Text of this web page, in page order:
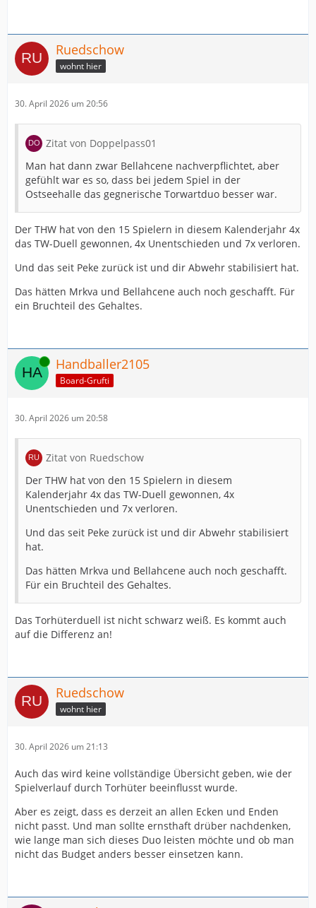
Ruedschow
wohnt hier
30. April 2026 um 20:56
Zitat von Doppelpass01
Man hat dann zwar Bellahcene nachverpflichtet, aber
gefühlt war es so, dass bei jedem Spiel in der
Ostseehalle das gegnerische Torwartduo besser war.
Der THW hat von den 15 Spielern in diesem Kalenderjahr 4x
das TW-Duell gewonnen, 4x Unentschieden und 7x verloren.
Und das seit Peke zurück ist und dir Abwehr stabilisiert hat.
Das hätten Mrkva und Bellahcene auch noch geschafft. Für
ein Bruchteil des Gehaltes.
Online Handballer2105
Board-Grufti
30. April 2026 um 20:58
Zitat von Ruedschow
Der THW hat von den 15 Spielern in diesem
Kalenderjahr 4x das TW-Duell gewonnen, 4x
Unentschieden und 7x verloren.
Und das seit Peke zurück ist und dir Abwehr stabilisiert
hat.
Das hätten Mrkva und Bellahcene auch noch geschafft.
Für ein Bruchteil des Gehaltes.
Das Torhüterduell ist nicht schwarz weiß. Es kommt auch
auf die Differenz an!
Ruedschow
wohnt hier
30. April 2026 um 21:13
Auch das wird keine vollständige Übersicht geben, wie der
Spielverlauf durch Torhüter beeinflusst wurde.
Aber es zeigt, dass es derzeit an allen Ecken und Enden
nicht passt. Und man sollte ernsthaft drüber nachdenken,
wie lange man sich dieses Duo leisten möchte und ob man
nicht das Budget anders besser einsetzen kann.